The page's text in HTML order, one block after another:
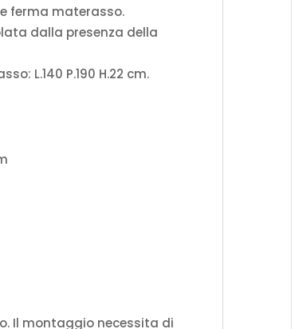
ferma materasso.
dalla presenza della
L.140 P.190 H.22 cm.
Il montaggio necessita di